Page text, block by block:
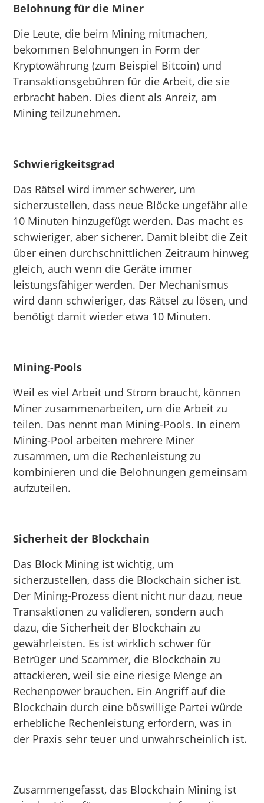
Belohnung für die Miner
Die Leute, die beim Mining mitmachen,
bekommen Belohnungen in Form der
Kryptowährung (zum Beispiel Bitcoin) und
Transaktionsgebühren für die Arbeit, die sie
erbracht haben. Dies dient als Anreiz, am
Mining teilzunehmen.
Schwierigkeitsgrad
Das Rätsel wird immer schwerer, um
sicherzustellen, dass neue Blöcke ungefähr alle
10 Minuten hinzugefügt werden. Das macht es
schwieriger, aber sicherer. Damit bleibt die Zeit
über einen durchschnittlichen Zeitraum hinweg
gleich, auch wenn die Geräte immer
leistungsfähiger werden. Der Mechanismus
wird dann schwieriger, das Rätsel zu lösen, und
benötigt damit wieder etwa 10 Minuten.
Mining-Pools
Weil es viel Arbeit und Strom braucht, können
Miner zusammenarbeiten, um die Arbeit zu
teilen. Das nennt man Mining-Pools. In einem
Mining-Pool arbeiten mehrere Miner
zusammen, um die Rechenleistung zu
kombinieren und die Belohnungen gemeinsam
aufzuteilen.
Sicherheit der Blockchain
Das Block Mining ist wichtig, um
sicherzustellen, dass die Blockchain sicher ist.
Der Mining-Prozess dient nicht nur dazu, neue
Transaktionen zu validieren, sondern auch
dazu, die Sicherheit der Blockchain zu
gewährleisten. Es ist wirklich schwer für
Betrüger und Scammer, die Blockchain zu
attackieren, weil sie eine riesige Menge an
Rechenpower brauchen. Ein Angriff auf die
Blockchain durch eine böswillige Partei würde
erhebliche Rechenleistung erfordern, was in
der Praxis sehr teuer und unwahrscheinlich ist.
Zusammengefasst, das Blockchain Mining ist